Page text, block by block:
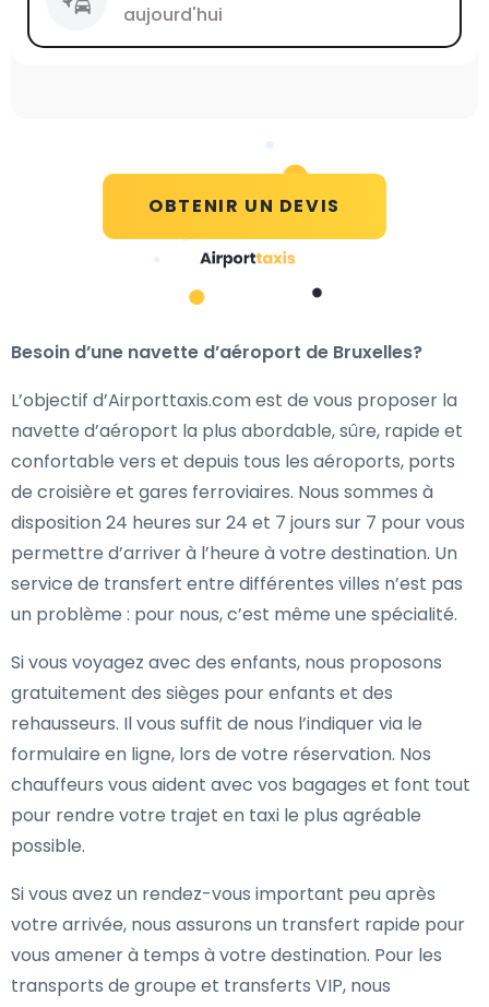
aujourd'hui
OBTENIR UN DEVIS
Besoin d’une navette d’aéroport de Bruxelles?
L’objectif d’Airporttaxis.com est de vous proposer la
navette d’aéroport la plus abordable, sûre, rapide et
confortable vers et depuis tous les aéroports, ports
de croisière et gares ferroviaires. Nous sommes à
disposition 24 heures sur 24 et 7 jours sur 7 pour vous
permettre d’arriver à l’heure à votre destination. Un
service de transfert entre différentes villes n’est pas
un problème : pour nous, c’est même une spécialité.
Si vous voyagez avec des enfants, nous proposons
gratuitement des sièges pour enfants et des
rehausseurs. Il vous suffit de nous l’indiquer via le
formulaire en ligne, lors de votre réservation. Nos
chauffeurs vous aident avec vos bagages et font tout
pour rendre votre trajet en taxi le plus agréable
possible.
Si vous avez un rendez-vous important peu après
votre arrivée, nous assurons un transfert rapide pour
vous amener à temps à votre destination. Pour les
transports de groupe et transferts VIP, nous